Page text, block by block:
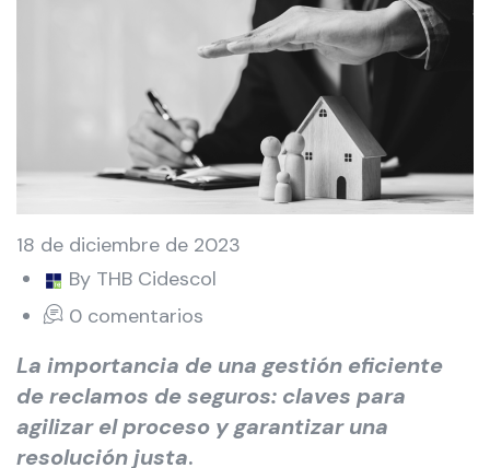
18 de diciembre de 2023
By THB Cidescol
0 comentarios
La importancia de una gestión eficiente
de reclamos de seguros: claves para
agilizar el proceso y garantizar una
resolución justa.